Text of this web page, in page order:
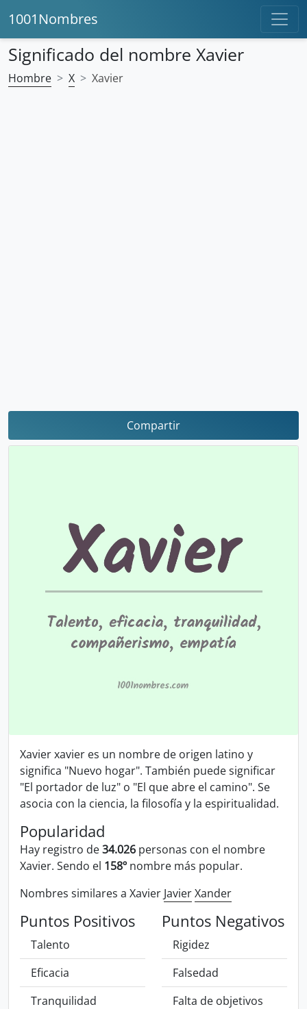
1001Nombres
Significado del nombre Xavier
Hombre X Xavier
Compartir
Xavier xavier es un nombre de origen latino y
significa "Nuevo hogar". También puede significar
"El portador de luz" o "El que abre el camino". Se
asocia con la ciencia, la filosofía y la espiritualidad.
Popularidad
Hay registro de34.026 personas con el nombre
Xavier. Sendo el 158º nombre más popular.
Nombres similares a Xavier JavierXander
Puntos Positivos
Talento
Eficacia
Tranquilidad
Puntos Negativos
Rigidez
Falsedad
Falta de objetivos